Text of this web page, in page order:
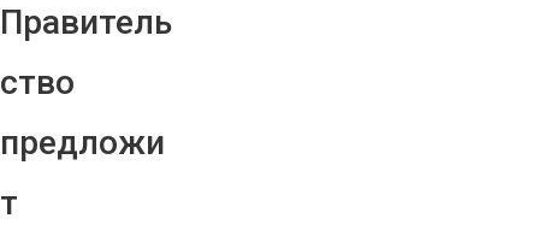
Правитель
ство
предложи
т